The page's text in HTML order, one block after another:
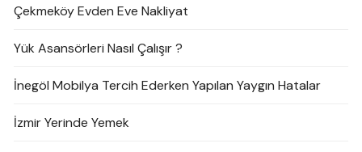
Çekmeköy Evden Eve Nakliyat
Yük Asansörleri Nasıl Çalışır ?
İnegöl Mobilya Tercih Ederken Yapılan Yaygın Hatalar
İzmir Yerinde Yemek